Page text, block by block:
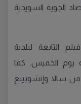
الجوية السويدية
التابعة لبلدية
22 درجة مئوية يوم الخميس. كما
مئوية في كل من سالا وإنشوبينغ